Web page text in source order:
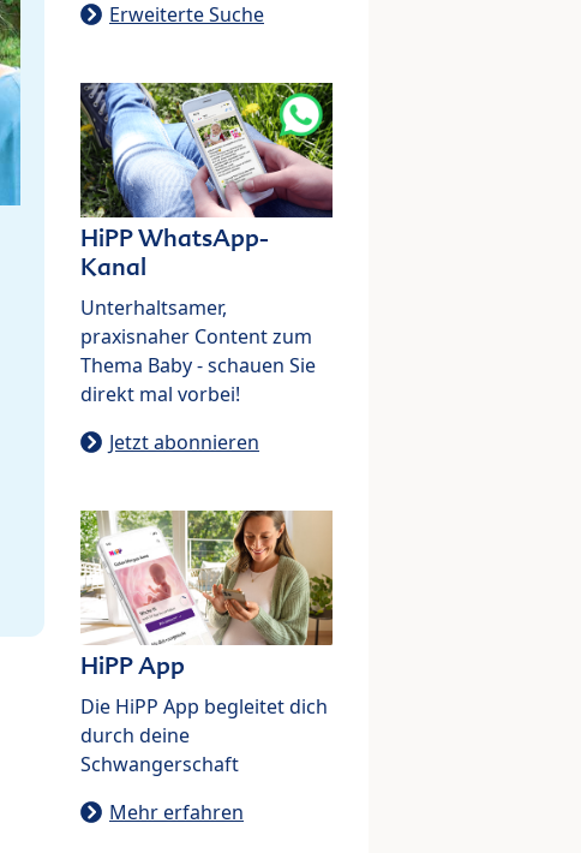
Erweiterte Suche
HiPP WhatsApp-
Kanal
Unterhaltsamer,
praxisnaher Content zum
Thema Baby - schauen Sie
direkt mal vorbei!
Jetzt abonnieren
HiPP App
Die HiPP App begleitet dich
durch deine
Schwangerschaft
Mehr erfahren